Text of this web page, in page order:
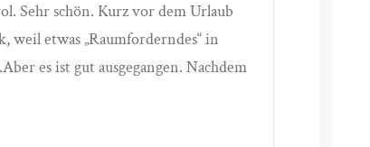
Sehr schön. Kurz vor dem Urlaub
etwas „Raumforderndes“ in
es ist gut ausgegangen. Nachdem